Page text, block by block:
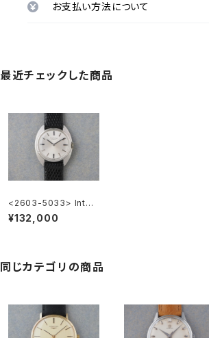
お支払い方法について
最近チェックした商品
<2603-5033> Inter
national Watch Co.
¥132,000
同じカテゴリの商品